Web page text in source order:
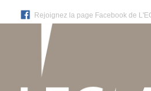
Rejoignez la page Facebook de